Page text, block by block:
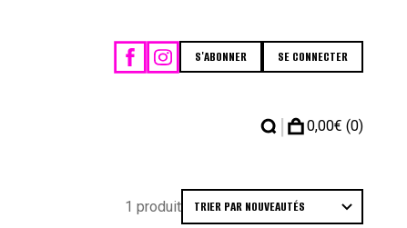
S'ABONNER SE CONNECTER
| 0,00€ (0)
1 produit